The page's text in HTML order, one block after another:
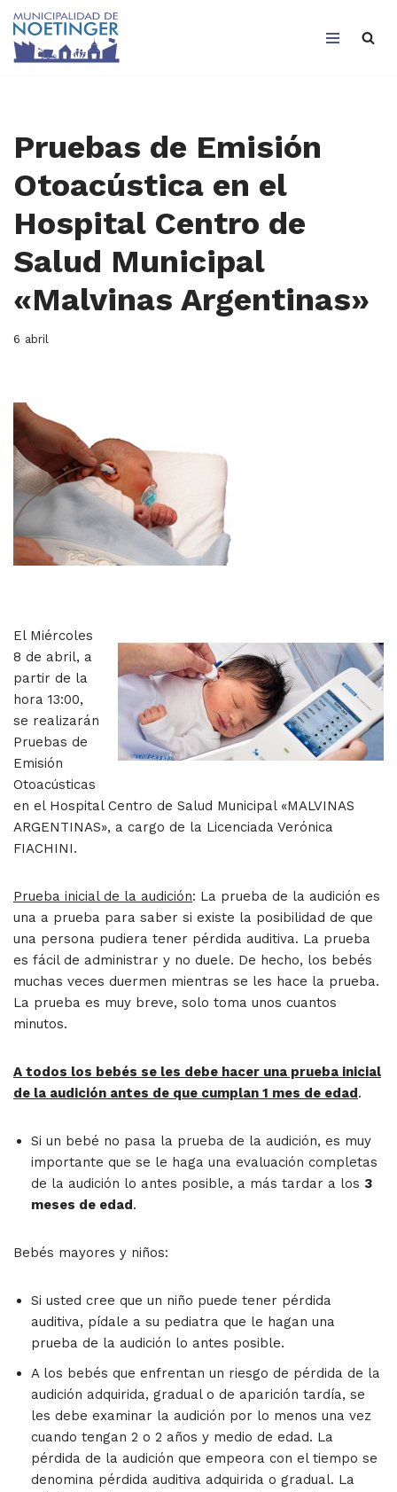
Saltar
Pruebas de Emisión
Otoacústica en el
Hospital Centro de
Salud Municipal
«Malvinas Argentinas»
6 abril
El Miércoles
8 de abril, a
partir de la
hora 13:00,
se realizarán
Pruebas de
Emisión
Otoacústicas
en el Hospital Centro de Salud Municipal «MALVINAS
ARGENTINAS», a cargo de la Licenciada Verónica
FIACHINI.
Prueba inicial de la audición: La prueba de la audición es
una a prueba para saber si existe la posibilidad de que
una persona pudiera tener pérdida auditiva. La prueba
es fácil de administrar y no duele. De hecho, los bebés
muchas veces duermen mientras se les hace la prueba.
La prueba es muy breve, solo toma unos cuantos
minutos.
A todos los bebés se les debe hacer una prueba inicial
de la audición antes de que cumplan 1 mes de edad.
Si un bebé no pasa la prueba de la audición, es muy
importante que se le haga una evaluación completas
de la audición lo antes posible, a más tardar a los 3
meses de edad.
Bebés mayores y niños:
Si usted cree que un niño puede tener pérdida
auditiva, pídale a su pediatra que le hagan una
prueba de la audición lo antes posible.
A los bebés que enfrentan un riesgo de pérdida de la
audición adquirida, gradual o de aparición tardía, se
les debe examinar la audición por lo menos una vez
cuando tengan 2 o 2 años y medio de edad. La
pérdida de la audición que empeora con el tiempo se
denomina pérdida auditiva adquirida o gradual. La